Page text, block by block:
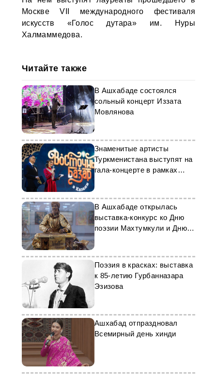
Москве VII международного фестиваля
искусств «Голос дутара» им. Нуры
Халмаммедова.
Читайте также
В Ашхабаде состоялся
сольный концерт Иззата
Мовлянова
Знаменитые артисты
Туркменистана выступят на
гала-концерте в рамках
Казани»
В Ашхабаде открылась
выставка-конкурс ко Дню
поэзии Махтумкули и Дню
культуры
Поэзия в красках: выставка
к 85-летию Гурбанназара
Эзизова
Ашхабад отпраздновал
Всемирный день хинди